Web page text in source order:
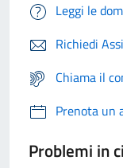
Leggi le
Richiedi
Chiama il
Prenota un
Problemi in